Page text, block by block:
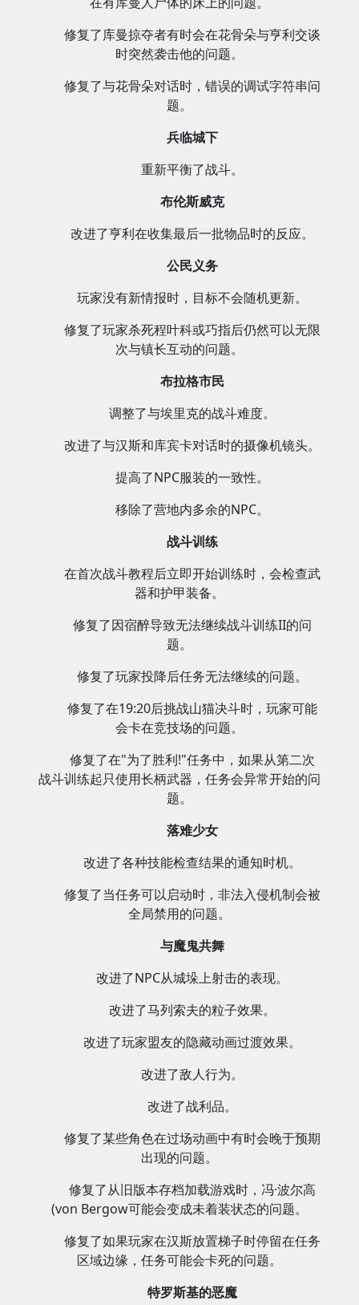
修复了库曼掠夺者有时会在花骨朵与亨利交谈
时突然袭击他的问题。
修复了与花骨朵对话时，错误的调试字符串问
题。
兵临城下
重新平衡了战斗。
布伦斯威克
改进了亨利在收集最后一批物品时的反应。
公民义务
玩家没有新情报时，目标不会随机更新。
修复了玩家杀死程叶科或巧指后仍然可以无限
次与镇长互动的问题。
布拉格市民
调整了与埃里克的战斗难度。
改进了与汉斯和库宾卡对话时的摄像机镜头。
提高了NPC服装的一致性。
移除了营地内多余的NPC。
战斗训练
在首次战斗教程后立即开始训练时，会检查武
器和护甲装备。
修复了因宿醉导致无法继续战斗训练II的问
题。
修复了玩家投降后任务无法继续的问题。
修复了在19:20后挑战山猫决斗时，玩家可能
会卡在竞技场的问题。
修复了在"为了胜利!"任务中，如果从第二次
战斗训练起只使用长柄武器，任务会异常开始的问
题。
落难少女
改进了各种技能检查结果的通知时机。
修复了当任务可以启动时，非法入侵机制会被
全局禁用的问题。
与魔鬼共舞
改进了NPC从城垛上射击的表现。
改进了马列索夫的粒子效果。
改进了玩家盟友的隐藏动画过渡效果。
改进了敌人行为。
改进了战利品。
修复了某些角色在过场动画中有时会晚于预期
出现的问题。
修复了从旧版本存档加载游戏时，冯·波尔高
(von Bergow可能会变成未着装状态的问题。
修复了如果玩家在汉斯放置梯子时停留在任务
区域边缘，任务可能会卡死的问题。
特罗斯基的恶魔